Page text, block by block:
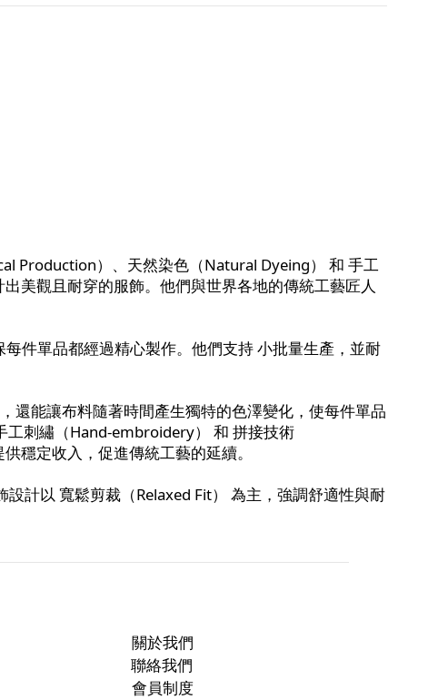
Production）、天然染色（Natural Dyeing） 和 手工
美觀且耐穿的服飾。他們與世界各地的傳統工藝匠人
件單品都經過精心製作。他們支持 小批量生產，並耐
還能讓布料隨著時間產生獨特的色澤變化，使每件單品
刺繡（Hand-embroidery） 和 拼接技術
穩定收入，促進傳統工藝的延續。
計以 寬鬆剪裁（Relaxed Fit） 為主，強調舒適性與耐
關於我們
聯絡我們
會員制度